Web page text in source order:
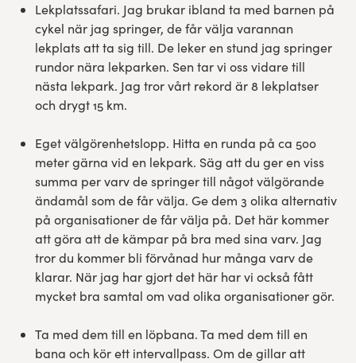
Lekplatssafari. Jag brukar ibland ta med barnen på
cykel när jag springer, de får välja varannan
lekplats att ta sig till. De leker en stund jag springer
rundor nära lekparken. Sen tar vi oss vidare till
nästa lekpark. Jag tror vårt rekord är 8 lekplatser
och drygt 15 km.
Eget välgörenhetslopp. Hitta en runda på ca 500
meter gärna vid en lekpark. Säg att du ger en viss
summa per varv de springer till något välgörande
ändamål som de får välja. Ge dem 3 olika alternativ
på organisationer de får välja på. Det här kommer
att göra att de kämpar på bra med sina varv. Jag
tror du kommer bli förvånad hur många varv de
klarar. När jag har gjort det här har vi också fått
mycket bra samtal om vad olika organisationer gör.
Ta med dem till en löpbana. Ta med dem till en
bana och kör ett intervallpass. Om de gillar att